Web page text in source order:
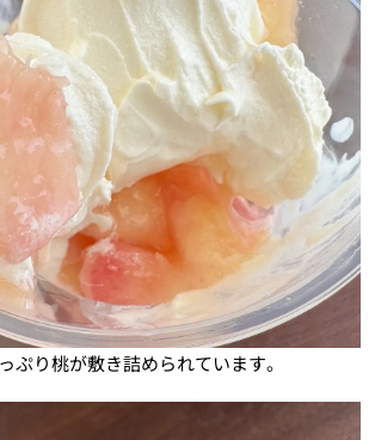
ぷり桃が敷き詰められています。